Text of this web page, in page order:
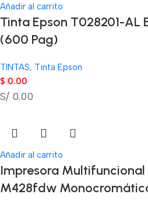
Añadir al carrito
Tinta Epson T028201-AL
(600 Pag)
TINTAS, Tinta Epson
$ 0.00
S/ 0.00
Añadir al carrito
Impresora Multifuncional
M428fdw